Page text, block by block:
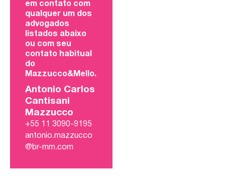
em contato com
qualquer um dos
advogados
listados abaixo
ou com seu
contato habitual
do
Mazzucco&Mello.
Antonio Carlos
Cantisani
Mazzucco
+55 11 3090-9195
antonio.mazzucco
@br-mm.com